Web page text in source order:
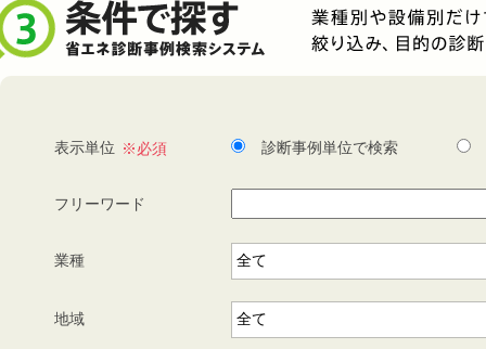
表示単位 診断事例単位で検索
フリーワード
業種
地域